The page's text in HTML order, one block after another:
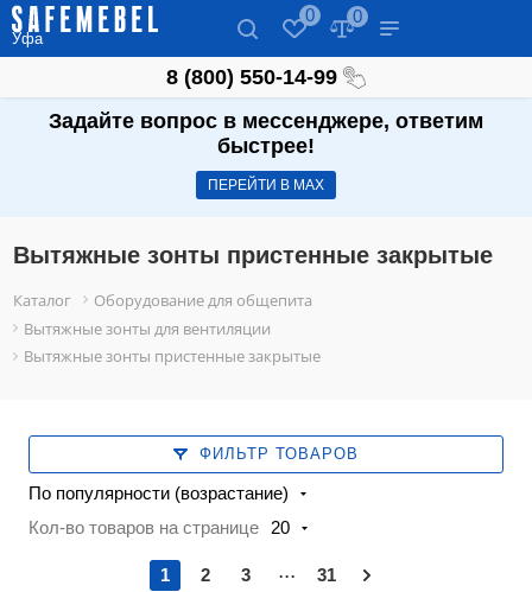
Уфа
0 0
8 (800) 550-14-99
Задайте вопрос в мессенджере, ответим
быстрее!
ПЕРЕЙТИ В МАХ
Вытяжные зонты пристенные закрытые
Каталог
Оборудование для общепита
Вытяжные зонты для вентиляции
Вытяжные зонты пристенные закрытые
ФИЛЬТР ТОВАРОВ
По популярности (возрастание)
Кол-во товаров на странице
20
1 2 3 ... 31